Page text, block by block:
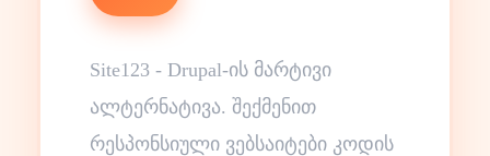
Site123 - Drupal-ის მარტივი
ალტერნატივა. შექმენით
რესპონსიული ვებსაიტები კოდის